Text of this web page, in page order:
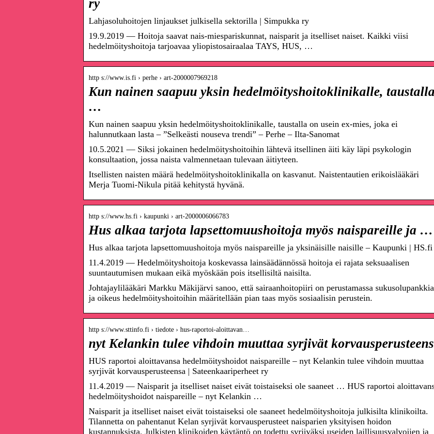
ry
Lahjasoluhoitojen linjaukset julkisella sektorilla | Simpukka ry
19.9.2019 — Hoitoja saavat nais-miespariskunnat, naisparit ja itselliset naiset. Kaikki viisi
hedelmöityshoitoja tarjoavaa yliopistosairaalaa TAYS, HUS, …
http s://www.is.fi › perhe › art-2000007969218
Kun nainen saapuu yksin hedelmöityshoitoklinikalle,
…
Kun nainen saapuu yksin hedelmöityshoitoklinikalle, taustalla on usein ex-mies, joka ei
halunnutkaan lasta – ”Selkeästi nouseva trendi” – Perhe – Ilta-Sanomat
10.5.2021 — Siksi jokainen hedelmöityshoitoihin lähtevä itsellinen äiti käy läpi psykologin
konsultaation, jossa naista valmennetaan tulevaan äitiyteen.
Itsellisten naisten määrä hedelmöityshoitoklinikalla on kasvanut. Naistentautien erikoislääkäri
Merja Tuomi-Nikula pitää kehitystä hyvänä.
http s://www.hs.fi › kaupunki › art-2000006066783
Hus alkaa tarjota lapsettomuushoitoja myös naispareille ja …
Hus alkaa tarjota lapsettomuushoitoja myös naispareille ja yksinäisille naisille – Kaupunki | HS.fi
11.4.2019 — Hedelmöityshoitoja koskevassa lainsäädännössä hoitoja ei rajata seksuaalisen
suuntautumisen mukaan eikä myöskään pois itsellisiltä naisilta.
Johtajaylilääkäri Markku Mäkijärvi sanoo, että sairaanhoitopiiri on perustamassa sukusolupankkia
ja oikeus hedelmöityshoitoihin määritellään pian taas myös sosiaalisin perustein.
http s://www.sttinfo.fi › tiedote › hus-raportoi-aloittavan…
nyt Kelankin tulee vihdoin muuttaa syrjivät
HUS raportoi aloittavansa hedelmöityshoidot naispareille – nyt Kelankin tulee vihdoin muuttaa
syrjivät korvausperusteensa | Sateenkaariperheet ry
11.4.2019 — Naisparit ja itselliset naiset eivät toistaiseksi ole saaneet … HUS raportoi
hedelmöityshoidot naispareille – nyt Kelankin …
Naisparit ja itselliset naiset eivät toistaiseksi ole saaneet hedelmöityshoitoja julkisilta klinikoilta.
Tilannetta on pahentanut Kelan syrjivät korvausperusteet naisparien yksityisen hoidon
kustannuksista. Julkisten klinikoiden käytäntö on todettu syrjiväksi useiden laillisuusvalvojien ja